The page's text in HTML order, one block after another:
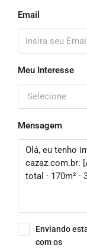
Email
Meu Interesse
Selecione
Mensagem
Enviando
com os